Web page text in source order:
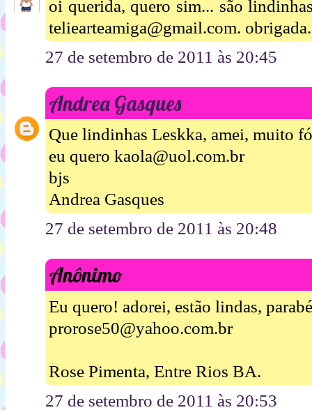
oi querida, quero sim... são
teliearteamiga@gmail.com. obrigada.
27 de setembro de 2011 às 20:45
Andrea Gasques
Que lindinhas Leskka, amei, muito
eu quero kaola@uol.com.br
bjs
Andrea Gasques
27 de setembro de 2011 às 20:48
Anônimo
Eu quero! adorei, estão lindas,
prorose50@yahoo.com.br
Rose Pimenta, Entre Rios BA.
27 de setembro de 2011 às 20:53